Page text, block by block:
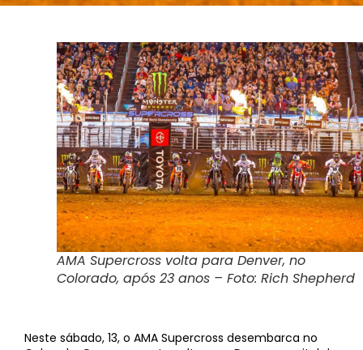
AMA Supercross volta para Denver, no
Colorado, após 23 anos – Foto: Rich Shepherd
Neste sábado, 13, o AMA Supercross desembarca no